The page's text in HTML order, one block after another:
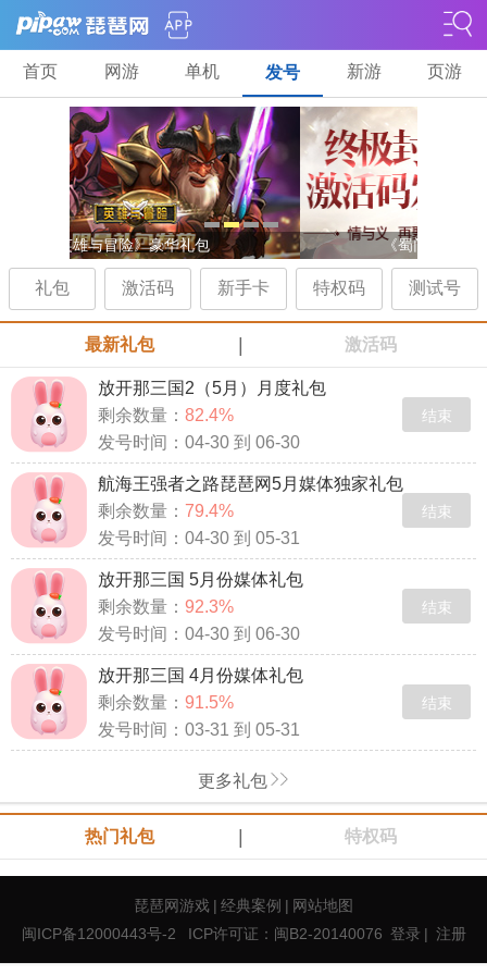
首页 网游 单机 发号 新游 页游
《英雄与冒险》豪华礼包 《蜀门手游》
礼包 激活码 新手卡 特权码 测试号
最新礼包 激活码
放开那三国2（5月）月度礼包
剩余数量： 82.4%
发号时间：04-30 到 06-30
结束
航海王强者之路琵琶网5月媒体独家礼包
剩余数量： 79.4%
发号时间：04-30 到 05-31
结束
放开那三国 5月份媒体礼包
剩余数量： 92.3%
发号时间：04-30 到 06-30
结束
放开那三国 4月份媒体礼包
剩余数量： 91.5%
发号时间：03-31 到 05-31
结束
更多礼包
热门礼包 特权码
琵琶网游戏 | 经典案例 | 网站地图
闽ICP备12000443号-2
ICP许可证：闽B2-20140076 登录 | 注册